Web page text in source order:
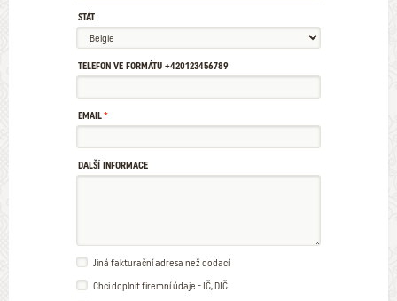
STÁT
TELEFON VE FORMÁTU +420123456789
EMAIL
DALŠÍ INFORMACE
Jiná fakturační adresa než dodací
Chci doplnit firemní údaje - IČ, DIČ